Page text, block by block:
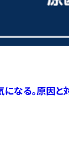
なる。原因と